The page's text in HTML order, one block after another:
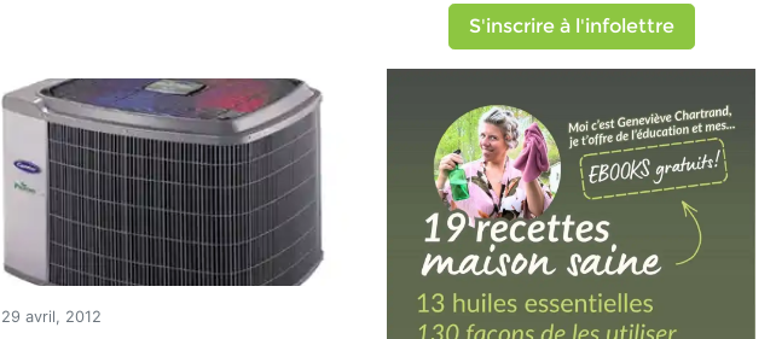
29 avril, 2012
S'inscrire à l'infolettre